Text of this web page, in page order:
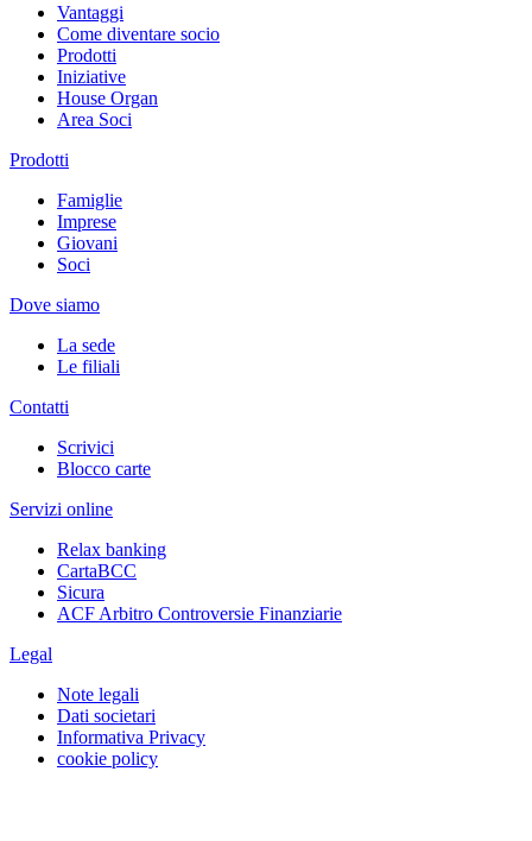
Vantaggi
Come diventare socio
Prodotti
Iniziative
House Organ
Area Soci
Prodotti
Famiglie
Imprese
Giovani
Soci
Dove siamo
La sede
Le filiali
Contatti
Scrivici
Blocco carte
Servizi online
Relax banking
CartaBCC
Sicura
ACF Arbitro Controversie Finanziarie
Legal
Note legali
Dati societari
Informativa Privacy
cookie policy